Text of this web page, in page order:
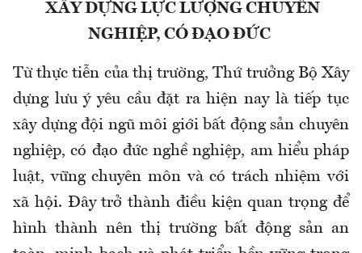
XÂY DỰNG LỰC LƯỢNG CHUYÊN
NGHIỆP, CÓ ĐẠO ĐỨC
Từ thực tiễn của thị trường, Thứ trưởng Bộ Xây
dựng lưu ý yêu cầu đặt ra hiện nay là tiếp tục
xây dựng đội ngũ môi giới bất động sản chuyên
nghiệp, có đạo đức nghề nghiệp, am hiểu pháp
luật, vững chuyên môn và có trách nhiệm với
xã hội. Đây trở thành điều kiện quan trọng để
hình thành nên thị trường bất động sản an